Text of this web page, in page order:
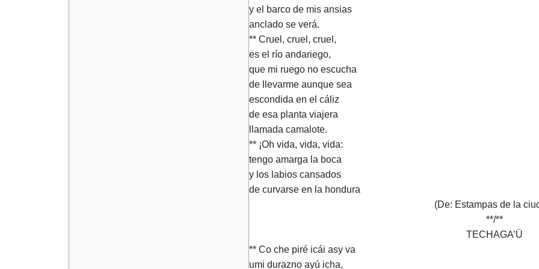
y el barco de mis ansias
anclado se verá.
** Cruel, cruel, cruel,
es el río andariego,
que mi ruego no escucha
de llevarme aunque sea
escondida en el cáliz
de esa planta viajera
llamada camalote.
** ¡Oh vida, vida, vida:
tengo amarga la boca
y los labios cansados
de curvarse en la hondura
(De: Estampas de la
**/**
TECHAGA’Ü
** Co che piré icái asy va
umi durazno ayú icha,